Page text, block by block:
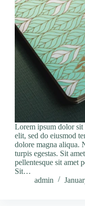
Lorem ipsum dolor sit
elit, sed do eiusmod
dolore magna aliqua.
turpis egestas. Sit
pellentesque sit amet
Sit…
admin